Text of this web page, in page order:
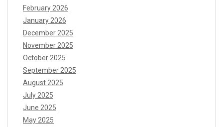
February 2026
January 2026
December 2025
November 2025
October 2025
September 2025
August 2025
July 2025
June 2025
May 2025